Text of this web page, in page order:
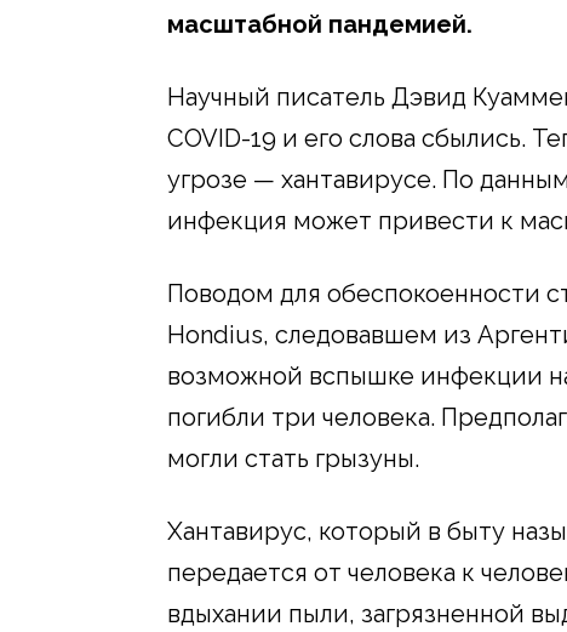
масштабной пандемией.
Научный писатель Дэвид
COVID-19 и его слова сбылись.
угрозе — хантавирусе. По
инфекция может привести к
Поводом для обеспокоенности
Hondius, следовавшем из
возможной вспышке инфекции
погибли три человека.
могли стать грызуны.
Хантавирус, который в быту
передается от человека к
вдыхании пыли, загрязненной